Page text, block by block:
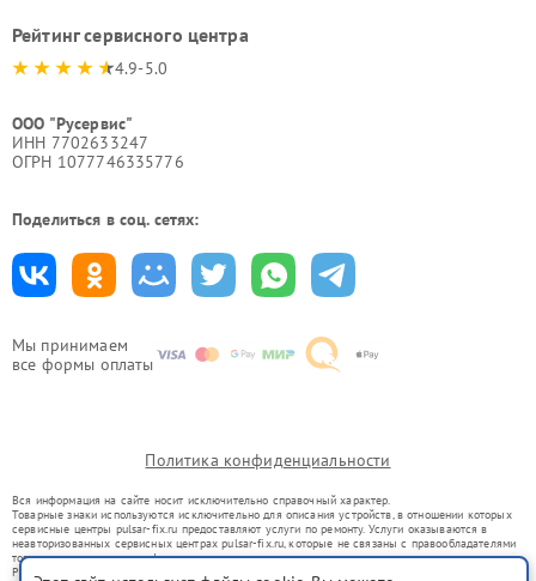
Мы принимаем
все формы оплаты
Рейтинг сервисного центра
4.9-5.0
ООО "Русервис"
ИНН 7702633247
ОГРН 1077746335776
Поделиться в соц. сетях:
Политика конфиденциальности
Вся информация на сайте носит исключительно справочный характер.
Товарные знаки используются исключительно для описания устройств, в отношении которых
сервисные центры pulsar-fix.ru предоставляют услуги по ремонту. Услуги оказываются в
неавторизованных сервисных центрах pulsar-fix.ru, которые не связаны с правообладателями
товарных знаков или их официальными представителями.
Ремонт осуществляется для устройств, уже введенных в гражданский оборот в соответствии